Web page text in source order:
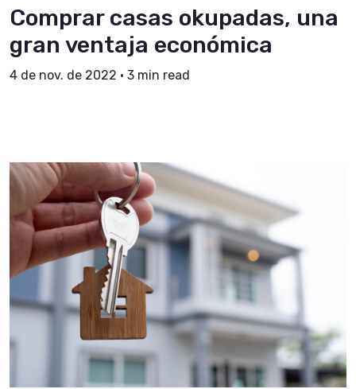
Comprar casas okupadas, una
gran ventaja económica
4 de nov. de 2022 • 3 min read